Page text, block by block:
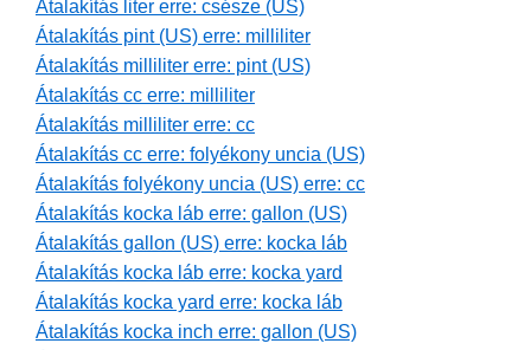
Átalakítás liter erre: csésze (US)
Átalakítás pint (US) erre: milliliter
Átalakítás milliliter erre: pint (US)
Átalakítás cc erre: milliliter
Átalakítás milliliter erre: cc
Átalakítás cc erre: folyékony uncia (US)
Átalakítás folyékony uncia (US) erre: cc
Átalakítás kocka láb erre: gallon (US)
Átalakítás gallon (US) erre: kocka láb
Átalakítás kocka láb erre: kocka yard
Átalakítás kocka yard erre: kocka láb
Átalakítás kocka inch erre: gallon (US)